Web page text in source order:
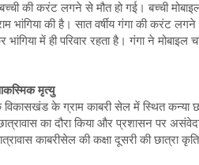
बच्ची की करंट लगने से मौत हो गई। बच्ची
भांगिया की है। सात वर्षीय गंगा की करंट
भांगिया में ही परिवार रहता है। गंगा ने
मृत्यु
के ग्राम काबरी सेल में स्थित कन्या
का दौरा किया और प्रशासन पर
काबरीसेल की कक्षा दूसरी की